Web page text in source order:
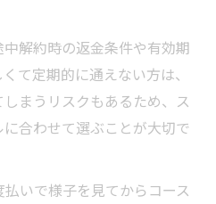
解約時の返金条件や有効期
て定期的に通えない方は、
まうリスクもあるため、ス
合わせて選ぶことが大切で
いで様子を見てからコース